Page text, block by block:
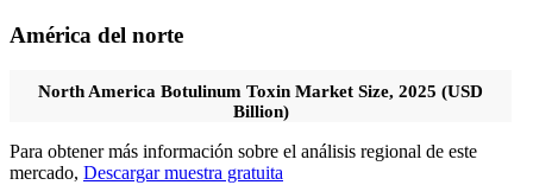
América del norte
North America Botulinum Toxin Market Size, 2025 (USD
Billion)
Para obtener más información sobre el análisis regional de este
mercado, Descargar muestra gratuita